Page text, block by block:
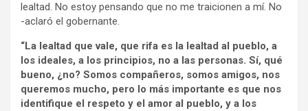
lealtad. No estoy pensando que no me traicionen a mí. No
-aclaró el gobernante.
“La lealtad que vale, que rifa es la lealtad al pueblo, a
los ideales, a los principios, no a las personas. Sí, qué
bueno, ¿no? Somos compañeros, somos amigos, nos
queremos mucho, pero lo más importante es que nos
identifique el respeto y el amor al pueblo, y a los